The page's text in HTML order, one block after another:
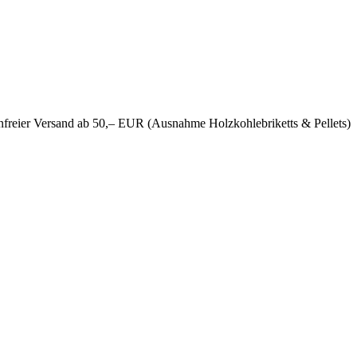
Versand ab 50,– EUR (Ausnahme Holzkohlebriketts & Pellets)